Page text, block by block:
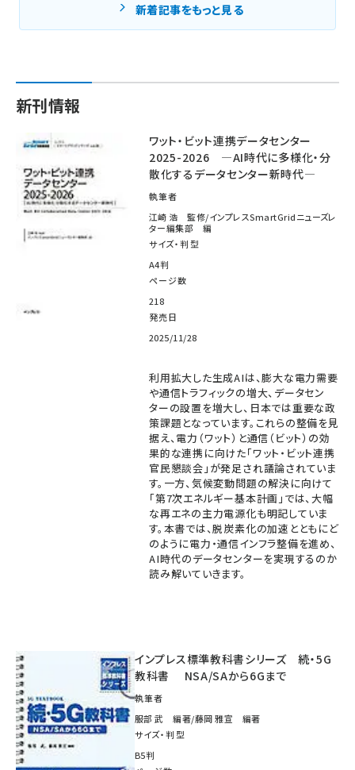
新着記事をもっと見る
新刊情報
ワット・ビット連携データセンター
2025-2026 ―AI時代に多様化・分
散化するデータセンター新時代―
執筆者
江崎 浩 監修/インプレスSmartGridニューズレ
ター編集部 編
サイズ・判型
A4判
ページ数
218
発売日
2025/11/28
利用拡大した生成AIは、膨大な電力需要
や通信トラフィックの増大、データセン
ターの設置を増大し、日本では重要な政
策課題となっています。これらの整備を見
据え、電力（ワット）と通信（ビット）の効
果的な連携に向けた「ワット・ビット連携
官民懇談会」が発足され議論されていま
す。一方、気候変動問題の解決に向けて
「第7次エネルギー基本計画」では、大幅
な再エネの主力電源化も明記していま
す。本書では、脱炭素化の加速とともにど
のように電力・通信インフラ整備を進め、
AI時代のデータセンターを実現するのか
読み解いていきます。
インプレス標準教科書シリーズ 続・5G
教科書 NSA/SAから6Gまで
執筆者
服部 武 編著/藤岡 雅宣 編著
サイズ・判型
B5判